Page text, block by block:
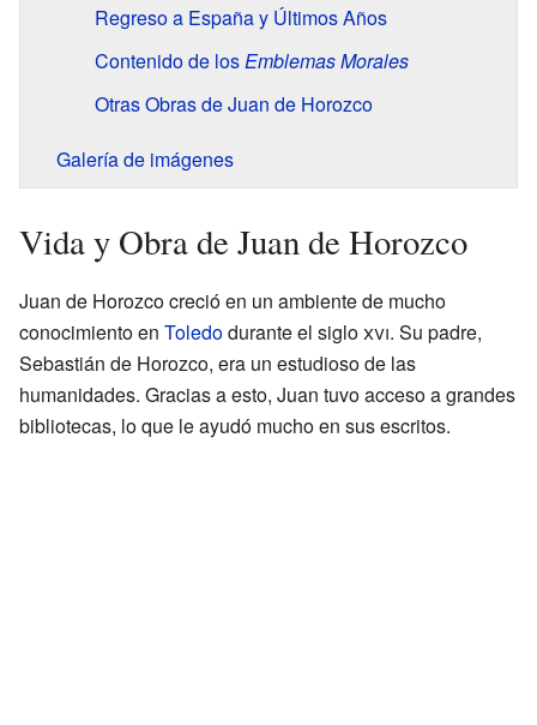
Regreso a España y Últimos Años
Contenido de losEmblemas Morales
Otras Obras de Juan de Horozco
Galería de imágenes
Vida y Obra de Juan de Horozco
Juan de Horozco creció en un ambiente de mucho
conocimiento en Toledodurante el sigloxvi. Su padre,
Sebastián de Horozco, era un estudioso de las
humanidades. Gracias a esto, Juan tuvo acceso a grandes
bibliotecas, lo que le ayudó mucho en sus escritos.